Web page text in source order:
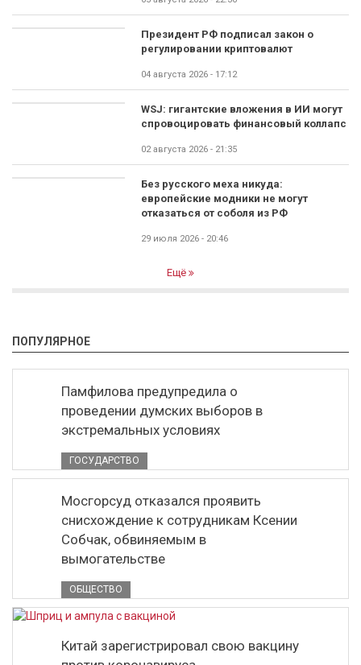
Президент РФ подписал закон о
регулировании криптовалют
04 августа 2026 - 17:12
WSJ: гигантские вложения в ИИ могут
спровоцировать финансовый коллапс
02 августа 2026 - 21:35
Без русского меха никуда:
европейские модники не могут
отказаться от соболя из РФ
29 июля 2026 - 20:46
Ещё
ПОПУЛЯРНОЕ
Памфилова предупредила о
проведении думских выборов в
экстремальных условиях
ГОСУДАРСТВО
Мосгорсуд отказался проявить
снисхождение к сотрудникам Ксении
Собчак, обвиняемым в
вымогательстве
ОБЩЕСТВО
Китай зарегистрировал свою вакцину